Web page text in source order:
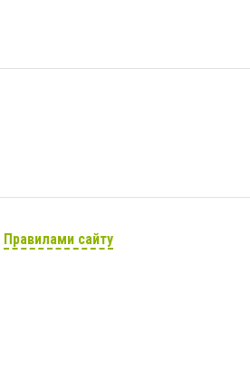
Правилами сайту